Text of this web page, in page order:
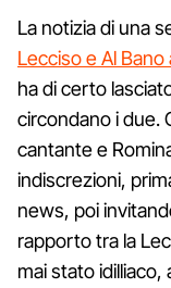
La notizia di una
Lecciso e Al
ha di certo
circondano i due.
cantante e
indiscrezioni,
news, poi
rapporto tra la
mai stato